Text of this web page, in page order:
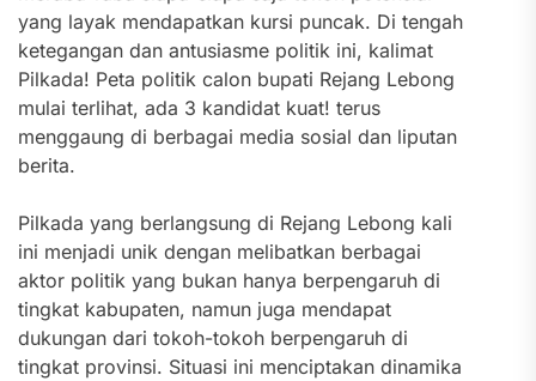
yang layak mendapatkan kursi puncak. Di tengah
ketegangan dan antusiasme politik ini, kalimat
Pilkada! Peta politik calon bupati Rejang Lebong
mulai terlihat, ada 3 kandidat kuat! terus
menggaung di berbagai media sosial dan liputan
berita.
Pilkada yang berlangsung di Rejang Lebong kali
ini menjadi unik dengan melibatkan berbagai
aktor politik yang bukan hanya berpengaruh di
tingkat kabupaten, namun juga mendapat
dukungan dari tokoh-tokoh berpengaruh di
tingkat provinsi. Situasi ini menciptakan dinamika